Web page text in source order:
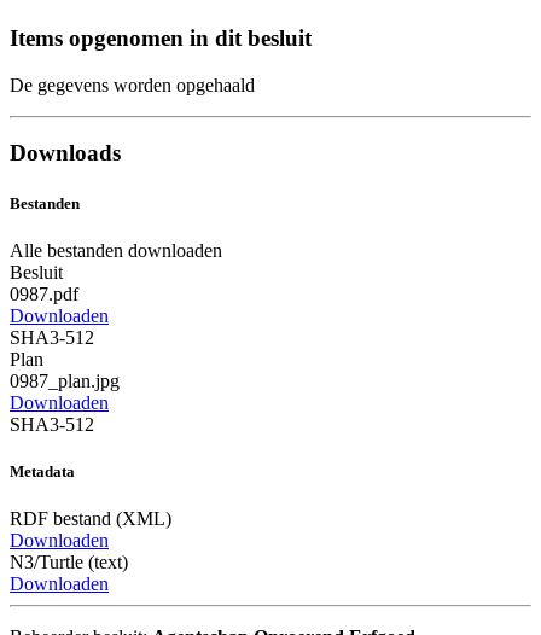
Items opgenomen in dit besluit
De gegevens worden opgehaald
Downloads
Bestanden
Alle bestanden downloaden
Besluit
0987.pdf
Downloaden
SHA3-512
Plan
0987_plan.jpg
Downloaden
SHA3-512
Metadata
RDF bestand (XML)
Downloaden
N3/Turtle (text)
Downloaden